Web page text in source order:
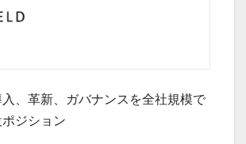
、革新、ガバナンスを全社規模で
ジション